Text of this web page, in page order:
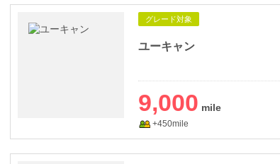
グレード対象
ユーキャン
9,000
+450mile